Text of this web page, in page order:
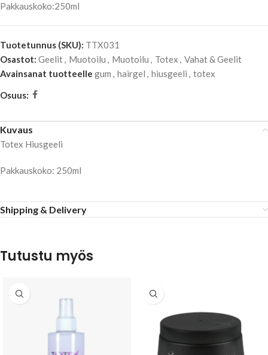
Pakkauskoko:250ml
Tuotetunnus (SKU): TTX031
Osastot: Geelit, Muotoilu , Muotoilu , Totex , Vahat & Geelit
Avainsanat tuotteelle gum , hairgel , hiusgeeli , totex
Osuus:
Kuvaus
Totex Hiusgeeli
Pakkauskoko: 250ml
Shipping & Delivery
Tutustu myös